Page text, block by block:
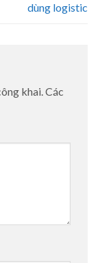
dùng logistic
khai.Các